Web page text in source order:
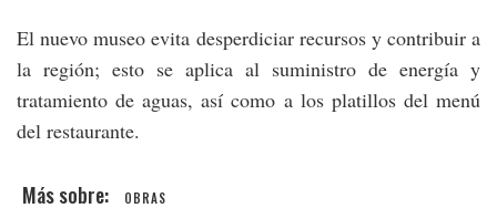
El nuevo museo evita desperdiciar recursos y contribuir a
la región; esto se aplica al suministro de energía y
tratamiento de aguas, así como a los platillos del menú
del restaurante.
OBRAS